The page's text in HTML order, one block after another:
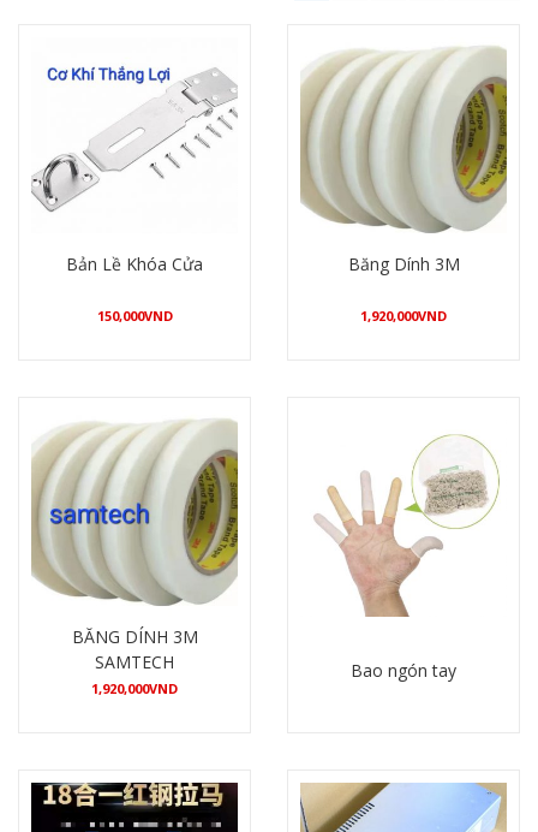
Bản Lề Khóa Cửa
150,000VND
Băng Dính 3M
1,920,000VND
BĂNG DÍNH 3M
SAMTECH
1,920,000VND
Bao ngón tay